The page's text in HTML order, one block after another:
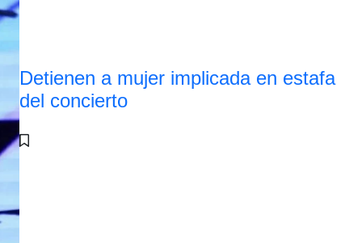
Detienen a mujer implicada en estafa
del concierto